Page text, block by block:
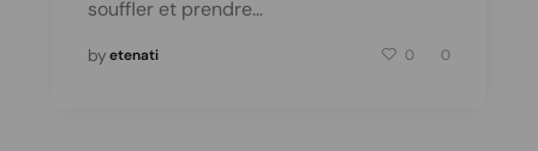
souffler et prendre…
byetenati 0 0